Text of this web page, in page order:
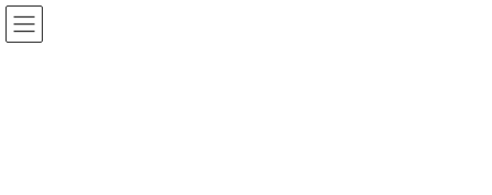
コ
ン
ナ
ビ